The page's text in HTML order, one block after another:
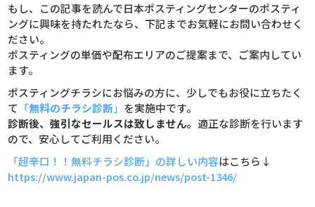
もし、この記事を読んで日本ポスティングセンターのポスティ
ングに興味を持たれたなら、下記までお気軽にお問い合わせく
ださい。
ポスティングの単価や配布エリアのご提案まで、ご案内してい
ます。
ポスティングチラシにお悩みの方に、少しでもお役に立ちたく
て 「無料のチラシ診断」 を実施中です。
診断後、強引なセールスは致しません。 適正な診断を行います
ので、安心してご利用ください。
「超辛口！！無料チラシ診断」の詳しい内容はこちら↓
https://www.japan-pos.co.jp/news/post-1346/